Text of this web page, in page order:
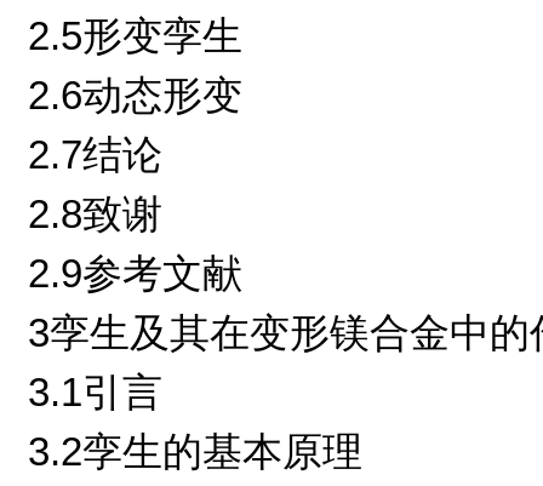
2.5形变孪生
2.6动态形变
2.7结论
2.8致谢
2.9参考文献
3孪生及其在变形镁合金中的
3.1引言
3.2孪生的基本原理